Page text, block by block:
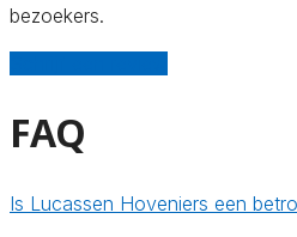
bezoekers.
FAQ
Is Lucassen Hoveniers een